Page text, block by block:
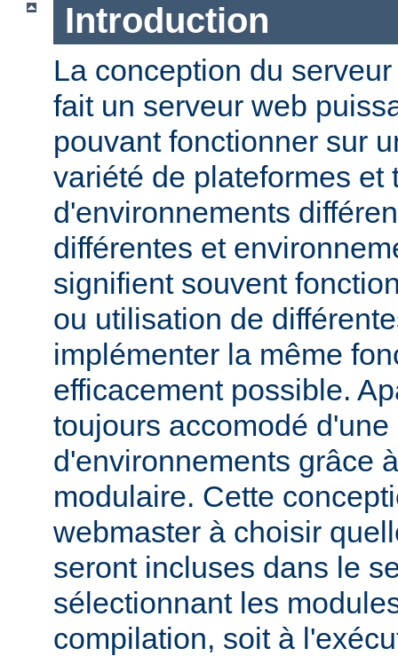
Introduction
La conception du
fait un serveur web
pouvant fonctionner sur
variété de plateformes et
d'environnements
différentes et
signifient souvent
ou utilisation de
implémenter la même
efficacement possible.
toujours accomodé
d'environnements grâce
modulaire. Cette
webmaster à choisir
seront incluses dans le
sélectionnant les
compilation, soit à